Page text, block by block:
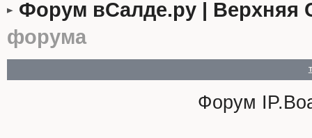
Форум вСалде.ру | Верхняя
форума
Форум